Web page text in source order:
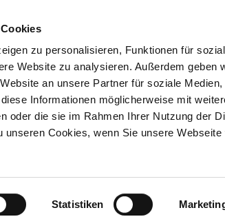
zu personalisieren, Funktionen für
Website zu analysieren. Außerdem geben
an unsere Partner für soziale Medien,
Informationen möglicherweise mit
oder die sie im Rahmen Ihrer Nutzung der
Cookies, wenn Sie unsere Webseite
Statistiken